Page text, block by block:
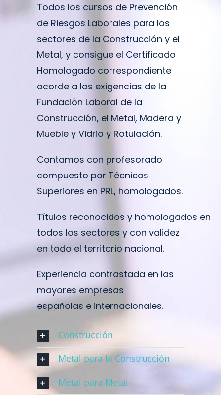
Preparación de Oposiciones
Selección de personal
Trabaja con nosotros
Contacto
Noticias
Todos los cursos de Prevención
de Riesgos Laborales para los
sectores de la Construcción y el
Metal, y consigue el Certificado
Homologado correspondiente
acorde a las exigencias de la
Fundación Laboral de la
Construcción, el Metal, Madera y
Mueble y Vidrio y Rotulación.
Contamos con profesorado
compuesto por Técnicos
Superiores en PRL, homologados.
Títulos reconocidos y homologados en
todos los sectores y con validez
en todo el territorio nacional.
Experiencia contrastada en las
mayores empresas
españolas e internacionales.
Construcción
Metal para la Construcción
Metal para Metal